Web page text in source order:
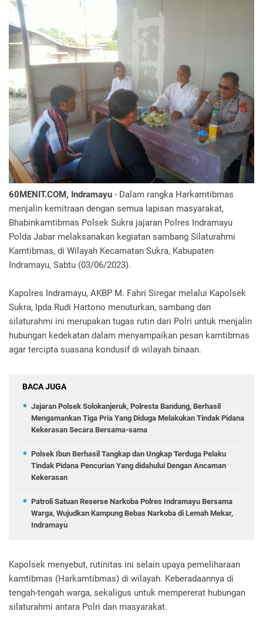
60MENIT.COM, Indramayu - Dalam rangka Harkamtibmas
menjalin kemitraan dengan semua lapisan masyarakat,
Bhabinkamtibmas Polsek Sukra jajaran Polres Indramayu
Polda Jabar melaksanakan kegiatan sambang Silaturahmi
Kamtibmas, di Wilayah Kecamatan Sukra, Kabupaten
Indramayu, Sabtu (03/06/2023).
Kapolres Indramayu, AKBP M. Fahri Siregar melalui Kapolsek
Sukra, Ipda Rudi Hartono menuturkan, sambang dan
silaturahmi ini merupakan tugas rutin dari Polri untuk menjalin
hubungan kedekatan dalam menyampaikan pesan kamtibmas
agar tercipta suasana kondusif di wilayah binaan.
BACA JUGA
Jajaran Polsek Solokanjeruk, Polresta Bandung, Berhasil
Mengamankan Tiga Pria Yang Diduga Melakukan Tindak Pidana
Kekerasan Secara Bersama-sama
Polsek Ibun Berhasil Tangkap dan Ungkap Terduga Pelaku
Tindak Pidana Pencurian Yang didahului Dengan Ancaman
Kekerasan
Patroli Satuan Reserse Narkoba Polres Indramayu Bersama
Warga, Wujudkan Kampung Bebas Narkoba di Lemah Mekar,
Indramayu
Kapolsek menyebut, rutinitas ini selain upaya pemeliharaan
kamtibmas (Harkamtibmas) di wilayah. Keberadaannya di
tengah-tengah warga, sekaligus untuk mempererat hubungan
silaturahmi antara Polri dan masyarakat.